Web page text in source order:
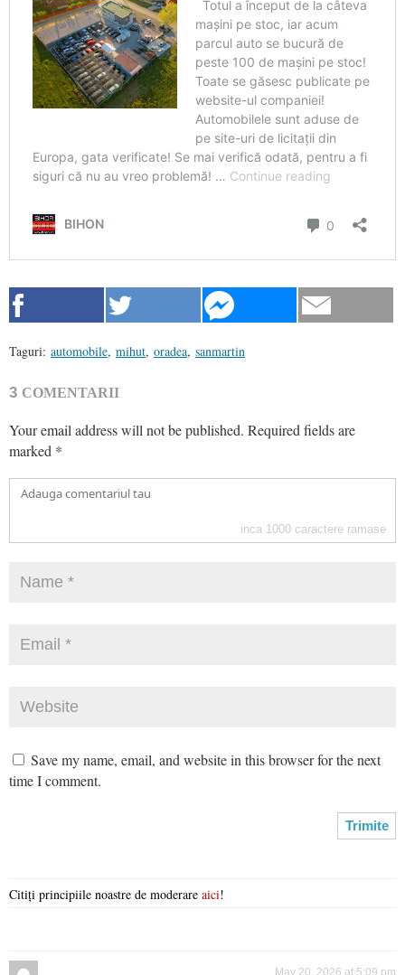
Taguri: automobile, mihut, oradea, sanmartin
3 COMENTARII
Your email address will not be published. Required fields are
marked *
inca 1000 caractere ramase
Save my name, email, and website in this browser for the next
time I comment.
Citiți principiile noastre de moderare aici!
May 20, 2026 at 5:09 pm